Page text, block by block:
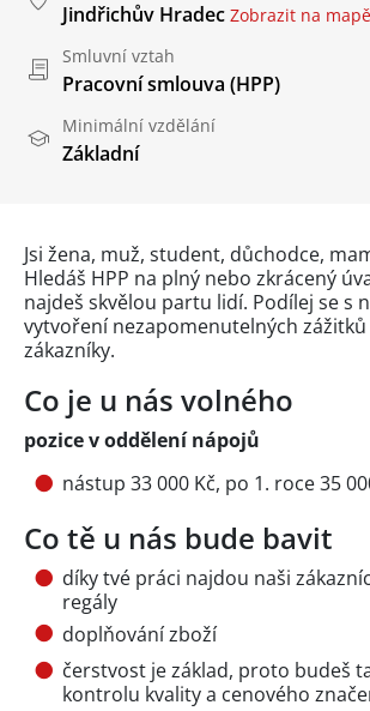
Jindřichův Hradec Zobrazit na mapě
Smluvní vztah
Pracovní smlouva (HPP)
Minimální vzdělání
Základní
Jsi žena, muž, student, důchodce,
Hledáš HPP na plný nebo zkrácený
najdeš skvělou partu lidí. Podílej se s
vytvoření nezapomenutelných
zákazníky.
Co je u nás volného
pozice v oddělení nápojů
nástup 33 000 Kč, po 1. roce 35
Co tě u nás bude bavit
díky tvé práci najdou naši
regály
doplňování zboží
čerstvost je základ, proto budeš
kontrolu kvality a cenového